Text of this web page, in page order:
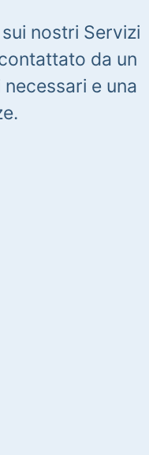
nostri Servizi
da un
e una